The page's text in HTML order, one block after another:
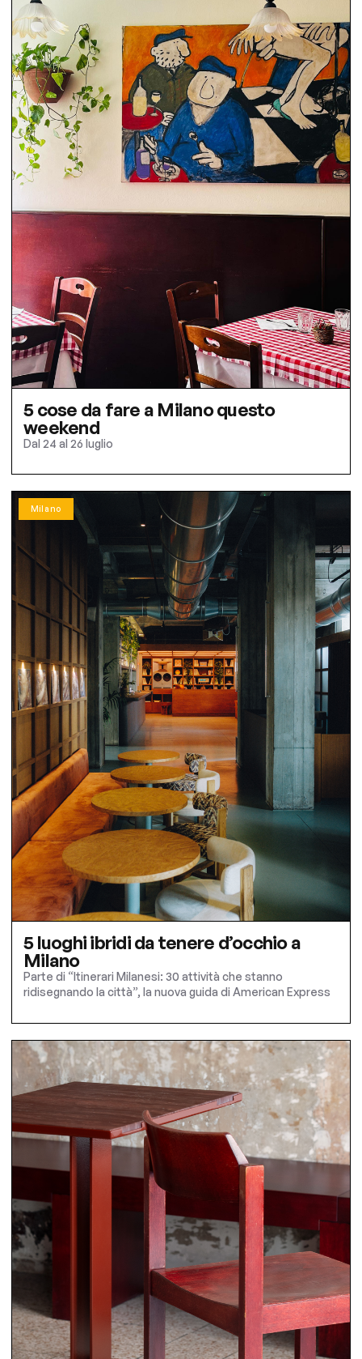
5 cose da fare a Milano questo
weekend
Dal 24 al 26 luglio
Milano
5 luoghi ibridi da tenere d’occhio a
Milano
Parte di “Itinerari Milanesi: 30 attività che stanno
ridisegnando la città”, la nuova guida di American Express